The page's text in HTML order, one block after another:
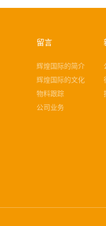
留言
辉煌国际的简介
辉煌国际的文化
物料跟踪
公司业务